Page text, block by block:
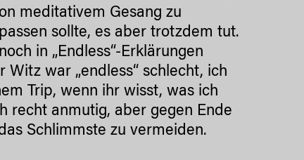
meditativem Gesang zu
sollte, es aber trotzdem tut.
in „Endless“-Erklärungen
Witz war „endless“ schlecht, ich
Trip, wenn ihr wisst, was ich
recht anmutig, aber gegen Ende
Schlimmste zu vermeiden.